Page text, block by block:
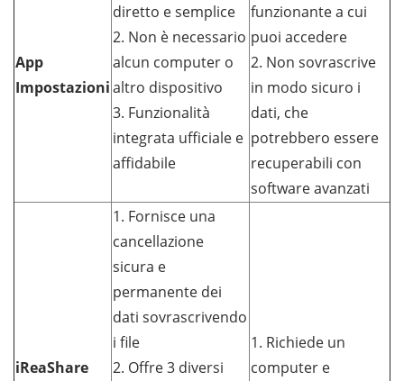
App
Impostazioni
diretto e semplice
2. Non è necessario
alcun computer o
altro dispositivo
3. Funzionalità
integrata ufficiale e
affidabile
funzionante a cui
puoi accedere
2. Non sovrascrive
in modo sicuro i
dati, che
potrebbero essere
recuperabili con
software avanzati
iReaShare
1. Fornisce una
cancellazione
sicura e
permanente dei
dati sovrascrivendo
i file
2. Offre 3 diversi
1. Richiede un
computer e